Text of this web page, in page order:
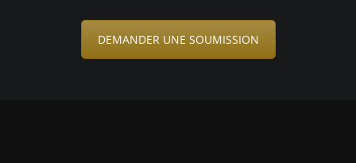
DEMANDER UNE SOUMISSION